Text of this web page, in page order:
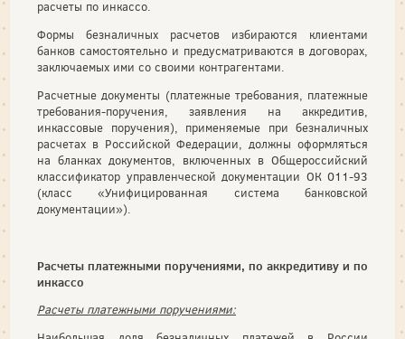
расчеты по инкассо.
Формы безналичных расчетов избираются клиентами
банков самостоятельно и предусматриваются в договорах,
заключаемых ими со своими контрагентами.
Расчетные документы (платежные требования, платежные
требования-поручения, заявления на аккредитив,
инкассовые поручения), применяемые при безналичных
расчетах в Российской Федерации, должны оформляться
на бланках документов, включенных в Общероссийский
классификатор управленческой документации ОК 011-93
(класс «Унифицированная система банковской
документации»).
Расчеты платежными поручениями, по аккредитиву и по
инкассо
Расчеты платежными поручениями: